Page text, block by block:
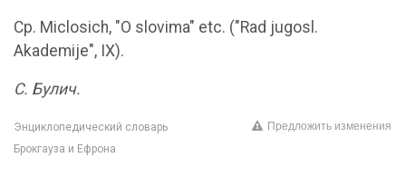
Ср. Miclosich, "О slovima" etc. ("Rad jugosl.
Akademije", IX).
С. Булич.
Энциклопедический словарь
Брокгауза и Ефрона
Предложить изменения